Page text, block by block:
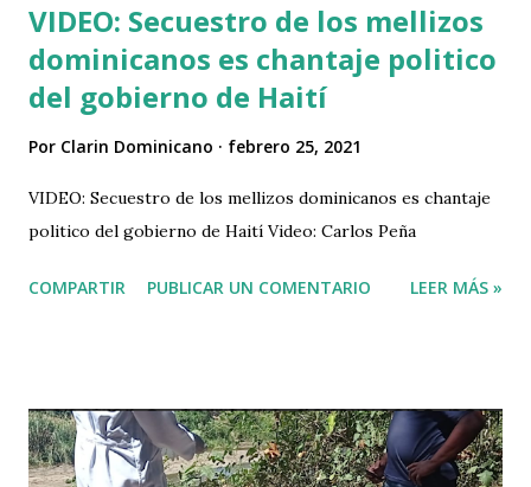
VIDEO: Secuestro de los mellizos
dominicanos es chantaje politico
del gobierno de Haití
Por Clarin Dominicano febrero 25, 2021
VIDEO: Secuestro de los mellizos dominicanos es chantaje
politico del gobierno de Haití Video: Carlos Peña
COMPARTIR PUBLICAR UN COMENTARIO LEER MÁS »